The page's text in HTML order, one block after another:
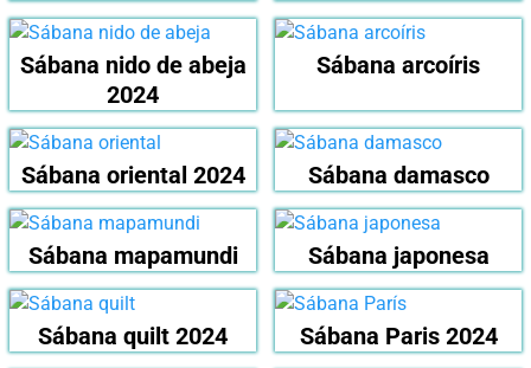
Sábana nido de abeja
2024
Sábana arcoíris
Sábana oriental 2024 Sábana damasco
Sábana mapamundi Sábana japonesa
Sábana quilt 2024
Sábana Paris 2024